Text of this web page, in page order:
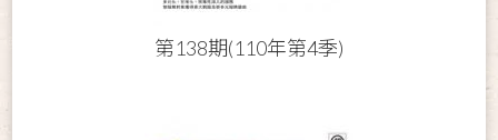
第138期(110年第4季)